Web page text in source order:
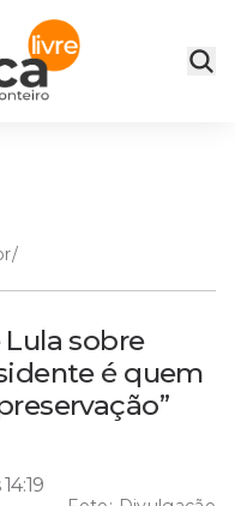
/
sobre
é quem